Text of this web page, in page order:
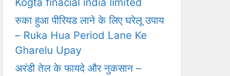
Kogta finacial india limited
रुका हुआ पीरियड लाने के लिए घरेलू उपाय
– Ruka Hua Period Lane Ke
Gharelu Upay
अरंडी तेल के फायदे और नुकसान –